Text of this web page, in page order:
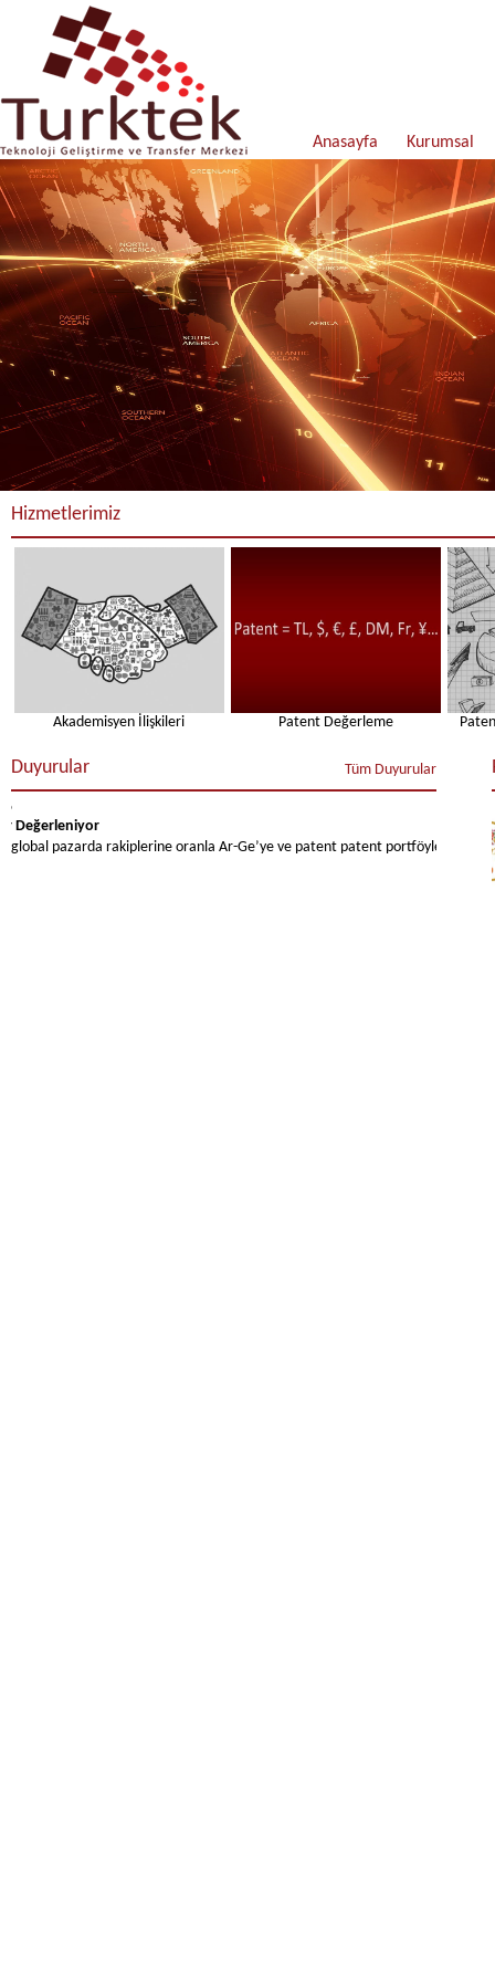
Anasayfa Kurumsal
Hizmetlerimiz
Akademisyen İlişkileri Patent Değerleme
Tüm Duyurular
Duyurular
pazarda rakiplerine oranla Ar-Ge’ye ve patent patent portföylerine yaptıkları